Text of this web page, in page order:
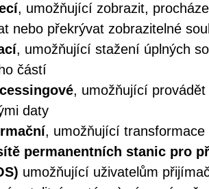
, umožňující zobrazit,
nebo překrývat zobrazitelné
, umožňující stažení úplných
částí
, umožňující
daty
, umožňující transformace
permanentních stanic pro
umožňující uživatelům